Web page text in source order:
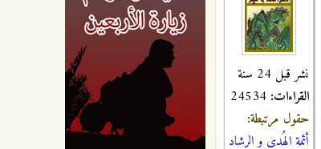
نشر قبل 24 سنة
القراءات:
حقول مرتبطة:
أئمة الهُدى و الرشاد